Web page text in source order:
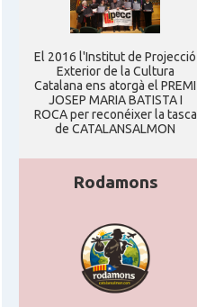
El 2016 l'Institut de Projecció
Exterior de la Cultura
Catalana ens atorgà el PREMI
JOSEP MARIA BATISTA I
ROCA per reconéixer la tasca
de CATALANSALMON
Rodamons